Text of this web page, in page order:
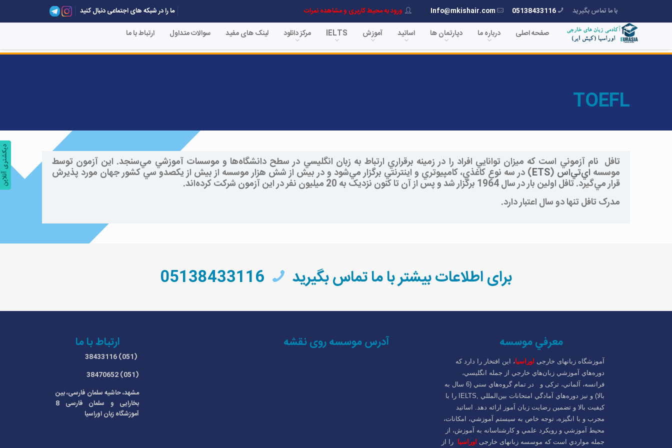
با ما تماس بگیرید 05138433116
Info@mkishair.com ورود به محیط کاربری و مشاهده نمرات ما را در شبکه های اجتماعی دنبال کنید
صفحه اصلی درباره ما دپارتمان ها اساتید آموزش IELTS مرکز دانلود لینک های مفید سوالات متداول ارتباط با ما
TOEFL
تافل نام آزموني است که ميزان توانايي افراد را در زمينه برقراري ارتباط به زبان انگليسي در سطح دانشگاه‌ها و موسسات آموزشي مي‌سنجد. اين آزمون توسط
موسسه اي‌تي‌اس (
ETS) در سه نوع کاغذي، کامپيوتري و اينترنتي برگزار مي‌شود و در بيش از شش هزار موسسه از بيش از يکصدو سي کشور جهان مورد پذيرش
قرار مي‌گيرد. تافل اولين بار در سال 1964 برگزار شد و پس از آن تا کنون نزديک به 20 ميليون نفر در اين آزمون شرکت کرده‌اند.
مدرک تافل تنها دو سال اعتبار دارد.
برای اطلاعات بیشتر با ما تماس بگیرید
معرفي موسسه
آموزشگاه زبانهای خارجی اوراسیا، اين افتخار را دارد که
دوره‌هاي آموزشي زبان‌هاي خارجي از جمله انگليسي،
فرانسه، آلماني، ترکی و در تمام گروه‌هاي سني (6 سال به
بالا) و نيز دوره‌هاي آمادگي امتحانات بين‌المللي ,IELTS را با
کيفيت بالا و تضمين رضايت زبان آموز ارائه دهد. اساتيد
مجرب و با انگيزه، توجه خاص به سيستم آموزشي، امکانات،
محيط آموزشي و رويكرد علمي و كارشناسانه به آموزش، از
جمله مواردي است که موسسه زبانهای خارجی اوراسیارا از
آدرس موسسه روی نقشه ارتباط با ما
(051) 38433116
(051) 38470652
مشهد، حاشیه سلمان فارسی، بین
بخارایی و سلمان فارسی 8
آموزشگاه زبان اوراسیا